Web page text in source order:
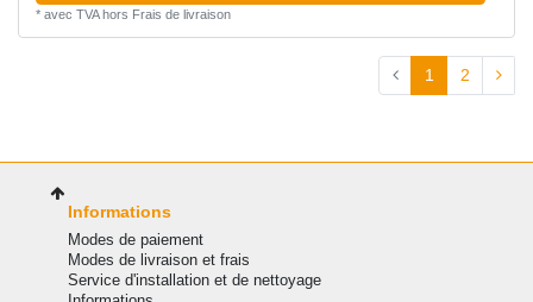
* avec TVAhors Frais de livraison
1 2
Informations
Modes de paiement
Modes de livraison et frais
Service d'installation et de nettoyage